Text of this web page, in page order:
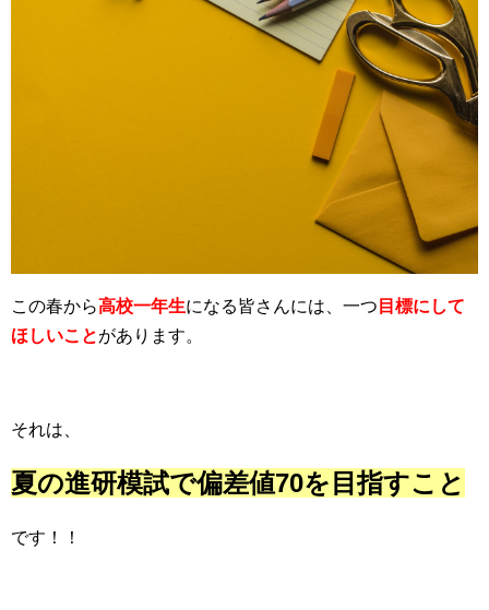
この春から高校一年生になる皆さんには、一つ 目標にして
ほしいことがあります。
それは、
夏の進研模試で偏差値70を目指すこと
です！！